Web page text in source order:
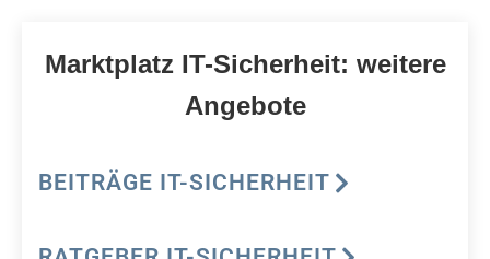
Marktplatz IT-Sicherheit: weitere
Angebote
BEITRÄGE IT-SICHERHEIT